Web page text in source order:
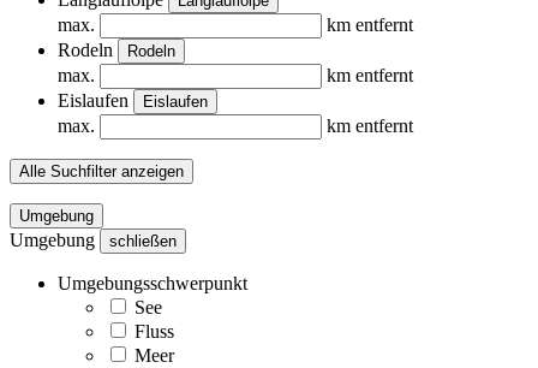
max.
km entfernt
Rodeln
Rodeln
max.
km entfernt
Eislaufen
Eislaufen
max. km entfernt
Alle Suchfilter anzeigen
Umgebung
Umgebung schließen
Umgebungsschwerpunkt
See
Fluss
Meer